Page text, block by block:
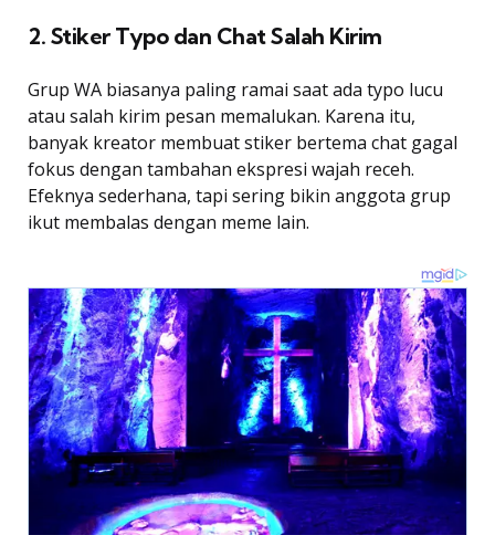
2. Stiker Typo dan Chat Salah Kirim
Grup WA biasanya paling ramai saat ada typo lucu
atau salah kirim pesan memalukan. Karena itu,
banyak kreator membuat stiker bertema chat gagal
fokus dengan tambahan ekspresi wajah receh.
Efeknya sederhana, tapi sering bikin anggota grup
ikut membalas dengan meme lain.